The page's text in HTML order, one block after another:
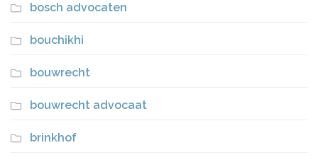
bosch advocaten
bouchikhi
bouwrecht
bouwrecht advocaat
brinkhof